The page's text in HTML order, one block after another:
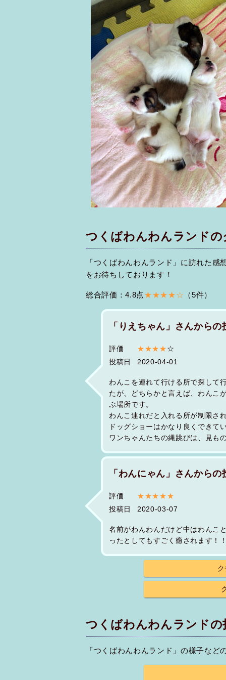
つくばわんわんランドの
「つくばわんわんランド」に訪れた
をお待ちしております！
総合評価：4.8点★★★★☆ （5件）
「りえちゃん」さんからの
評価 ★★★★☆
投稿日
2020-04-01
わんこを連れて行ける所で探して
たが、どちらかと言えば、わんこ
ぶ場所です。
わんこ連れだと入れる所が制限さ
ドッグショーはかなり良くできて
ワンちゃんたちの縄跳びは、見も
「わんにゃん」さんからの
評価
★★★★★
投稿日
2020-03-07
名前がわんわんだけど中はわんこ
ったとしてもすごく癒されます！
つくばわんわんランドの
「つくばわんわんランド」の様子な